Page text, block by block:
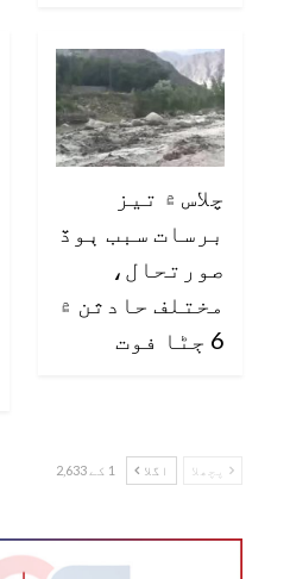
چلاس ۾ تيز
برسات سبب ٻوڏ
صورتحال،
مختلف حادثن ۾
6 ڄڻا فوت
پچھلا اگلا 1 کے 2,633